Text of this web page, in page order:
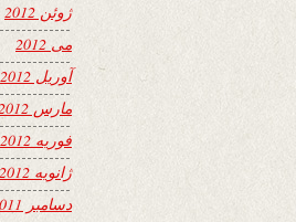
ژوئن 2012
می 2012
آوریل 2012
مارس 2012
فوریه 2012
ژانویه 2012
دسامبر 2011